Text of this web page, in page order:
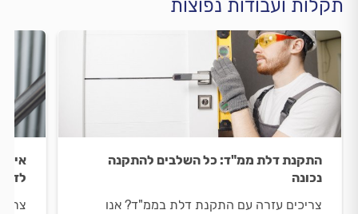
תקלות ועבודות נפוצות
התקנת דלת ממ"ד: כל השלבים להתקנה
נכונה
צריכים עזרה עם התקנת דלת בממ"ד? אנו